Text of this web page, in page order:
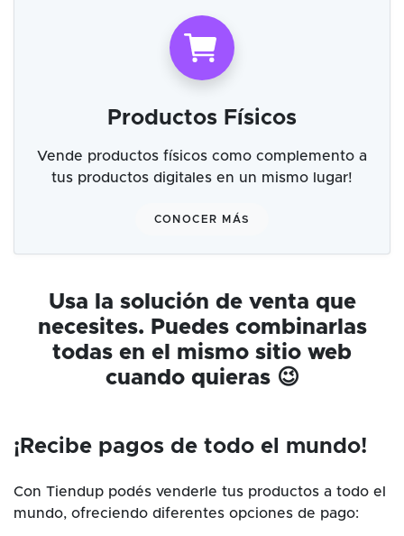
Productos Físicos
Vende productos físicos como complemento a
tus productos digitales en un mismo lugar!
CONOCER MÁS
Usa la solución de venta que
necesites. Puedes combinarlas
todas en el mismo sitio web
cuando quieras 😉
¡Recibe pagos de todo el mundo!
Con Tiendup podés venderle tus productos a todo el
mundo, ofreciendo diferentes opciones de pago: